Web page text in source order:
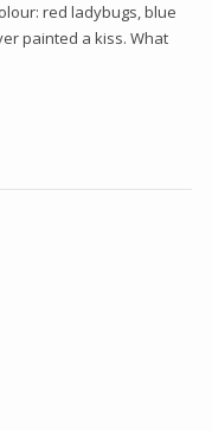
red ladybugs, blue
painted a kiss. What